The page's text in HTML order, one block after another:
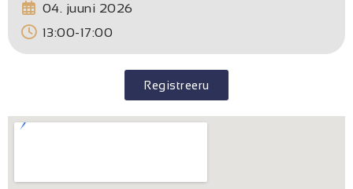
04. juuni 2026
13:00-17:00
Registreeru